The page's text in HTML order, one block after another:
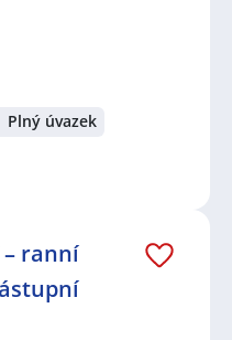
Plný úvazek
– ranní